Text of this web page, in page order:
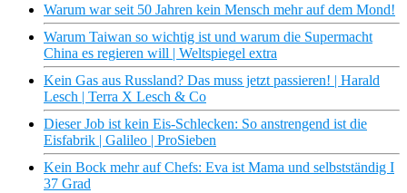
Warum war seit 50 Jahren kein Mensch mehr auf dem Mond!
Warum Taiwan so wichtig ist und warum die Supermacht
China es regieren will | Weltspiegel extra
Kein Gas aus Russland? Das muss jetzt passieren! | Harald
Lesch | Terra X Lesch & Co
Dieser Job ist kein Eis-Schlecken: So anstrengend ist die
Eisfabrik | Galileo | ProSieben
Kein Bock mehr auf Chefs: Eva ist Mama und selbstständig I
37 Grad